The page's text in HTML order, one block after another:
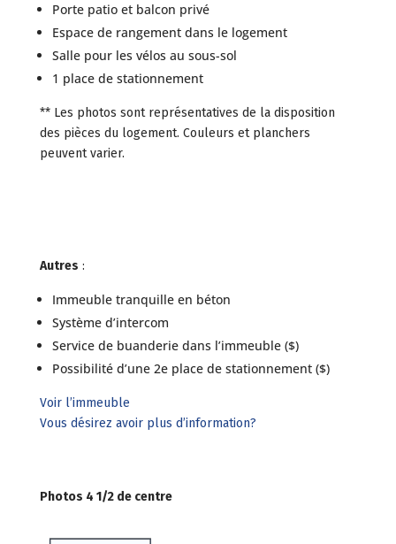
Porte patio et balcon privé
Espace de rangement dans le logement
Salle pour les vélos au sous-sol
1 place de stationnement
** Les photos sont représentatives de la disposition
des pièces du logement. Couleurs et planchers
peuvent varier.
Autres :
Immeuble tranquille en béton
Système d’intercom
Service de buanderie dans l’immeuble ($)
Possibilité d’une 2e place de stationnement ($)
Voir l’immeuble
Vous désirez avoir plus d’information?
Photos 4 1/2 de centre